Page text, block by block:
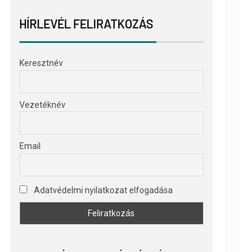
HÍRLEVÉL FELIRATKOZÁS
Keresztnév
Vezetéknév
Email
Adatvédelmi nyilatkozat elfogadása